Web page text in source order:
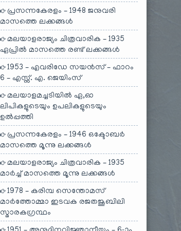
പ്രസന്നകേരളം – 1948 ജനുവരി
മാസത്തെ ലക്കങ്ങൾ
മലയാളരാജ്യം ചിത്രവാരിക – 1935
ഏപ്രിൽ മാസത്തെ രണ്ട് ലക്കങ്ങൾ
1953 – എവരിഡേ സയൻസ് – ഫാറം
6 – എസ്സ്. എ. ജെയിംസ്
മലയാളമച്ചടിയിൽ ഏ,ഓ
ലിപികളുടെയും ഉപലികളുടെയും
ഉൽപ്പത്തി
പ്രസന്നകേരളം – 1946 ഒക്ടോബർ
മാസത്തെ മൂന്നു ലക്കങ്ങൾ
മലയാളരാജ്യം ചിത്രവാരിക – 1935
മാർച്ച് മാസത്തെ മൂന്നു ലക്കങ്ങൾ
1978 – കരിമ്പ സെന്തോമസ്
മാർത്തോമ്മാ ഇടവക രജതജൂബിലി
സ്മാരകഗ്രന്ഥം